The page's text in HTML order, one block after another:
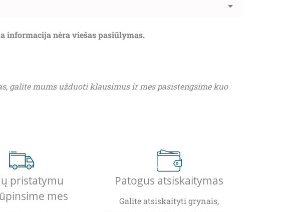
informacija nėra viešas pasiūlymas.
galite mums užduoti klausimus ir mes pasistengsime kuo
pristatymu
mes
Patogus atsiskaitymas
Galite atsiskaityti grynais,